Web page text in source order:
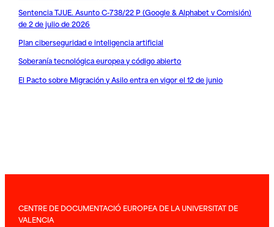
Sentencia TJUE. Asunto C-738/22 P (Google & Alphabet v Comisión)
de 2 de julio de 2026
Plan ciberseguridad e inteligencia artificial
Soberanía tecnológica europea y código abierto
El Pacto sobre Migración y Asilo entra en vigor el 12 de junio
CENTRE DE DOCUMENTACIÓ EUROPEA DE LA UNIVERSITAT DE
VALENCIA